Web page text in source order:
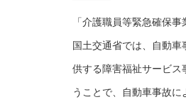
ー
ス
業
等
「介護職員等緊急確保
国土交通省では、自動
供する障害福祉サービ
うことで、自動車事故